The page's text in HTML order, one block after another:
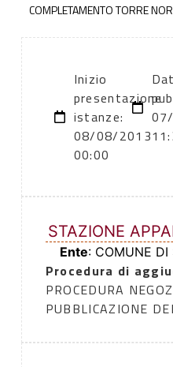
COMPLETAMENTO TORRE
Inizio
presentazione
istanze:
08/08/2013
00:00
STAZIONE
Ente: COMUNE DI
Procedura di
PROCEDURA
PUBBLICAZIONE